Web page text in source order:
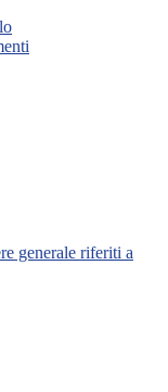
generale riferiti a